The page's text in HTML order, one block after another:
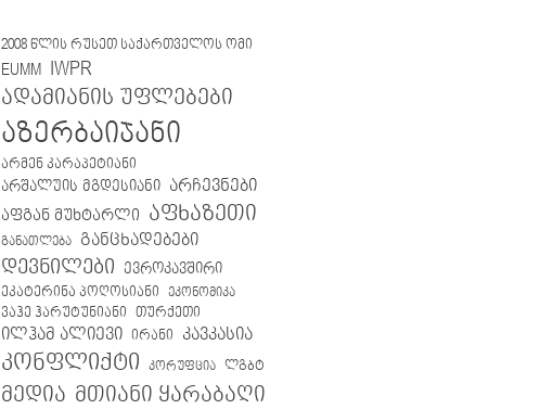
2008 წლის რუსეთ საქართველოს ომი
EUMM IWPR
ადამიანის უფლებები
აზერბაიჯანი
არმენ კარაპეტიანი
არშალუის მგდესიანი არჩევნები
აფგან მუხტარლი აფხაზეთი
განათლება განცხადებები
დევნილები
ევროკავშირი
ეკატერინა პოღოსიანი
ეკონომიკა
ვაჰე ჰარუტუნიანი თურქეთი
ილჰამ ალიევი ირანი კავკასია
კონფლიქტი კორუფცია ლგბტ
მედია მთიანი ყარაბაღი